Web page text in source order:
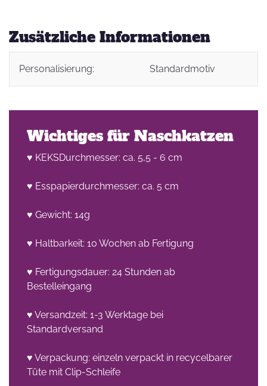
Zusätzliche Informationen
Personalisierung: Standardmotiv
Wichtiges für Naschkatzen
♥ KEKSDurchmesser: ca. 5,5 - 6 cm
♥ Esspapierdurchmesser: ca. 5 cm
♥ Gewicht: 14g
♥ Haltbarkeit: 10 Wochen ab Fertigung
♥ Fertigungsdauer: 24 Stunden ab
Bestelleingang
♥ Versandzeit: 1-3 Werktage bei
Standardversand
♥ Verpackung: einzeln verpackt in recycelbarer
Tüte mit Clip-Schleife